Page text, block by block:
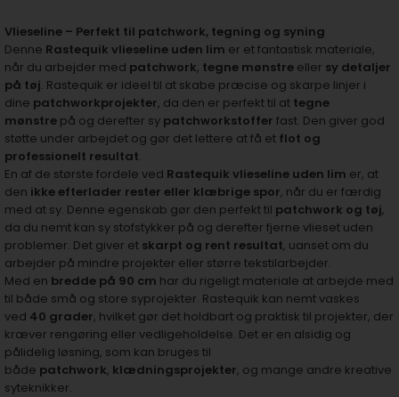
Vlieseline – Perfekt til patchwork, tegning og syning
Denne Rastequik vlieseline uden lim er et fantastisk materiale,
når du arbejder med patchwork, tegne mønstre eller sy detaljer
på tøj. Rastequik er ideel til at skabe præcise og skarpe linjer i
dine patchworkprojekter, da den er perfekt til at tegne
mønstre på og derefter sy patchworkstoffer fast. Den giver god
støtte under arbejdet og gør det lettere at få et flot og
professionelt resultat.
En af de største fordele ved Rastequik vlieseline uden lim er, at
den ikke efterlader rester eller klæbrige spor, når du er færdig
med at sy. Denne egenskab gør den perfekt til patchwork og tøj,
da du nemt kan sy stofstykker på og derefter fjerne vlieset uden
problemer. Det giver et skarpt og rent resultat, uanset om du
arbejder på mindre projekter eller større tekstilarbejder.
Med en bredde på 90 cm har du rigeligt materiale at arbejde med
til både små og store syprojekter. Rastequik kan nemt vaskes
ved 40 grader, hvilket gør det holdbart og praktisk til projekter, der
kræver rengøring eller vedligeholdelse. Det er en alsidig og
pålidelig løsning, som kan bruges til
både patchwork, klædningsprojekter, og mange andre kreative
syteknikker.